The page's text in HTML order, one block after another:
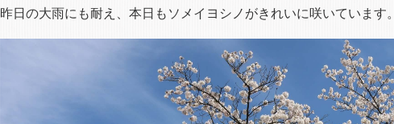
昨日の大雨にも耐え、本日もソメイヨシノがきれいに咲いています。